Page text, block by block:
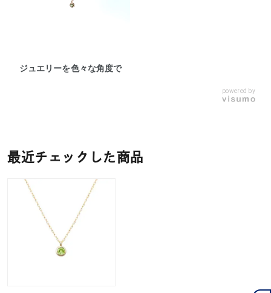
ジュエリーを色々な角度で
powered by
最近チェックした商品